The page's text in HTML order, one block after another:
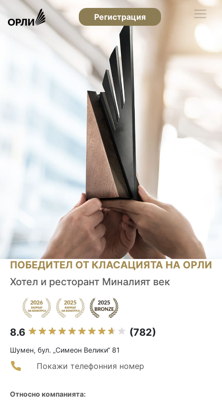
Регистрация
ПОБЕДИТЕЛ ОТ КЛАСАЦИЯТА НА ОРЛИ
Хотел и ресторант Миналият век
8.6 (782)
Шумен, бул. „Симеон Велики“ 81
Покажи телефонния номер
Относно компанията: